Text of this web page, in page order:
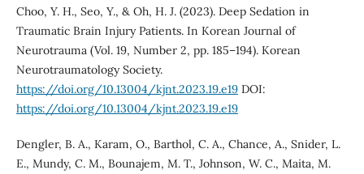
Choo, Y. H., Seo, Y., & Oh, H. J. (2023). Deep Sedation in
Traumatic Brain Injury Patients. In Korean Journal of
Neurotrauma (Vol. 19, Number 2, pp. 185–194). Korean
Neurotraumatology Society.
https://doi.org/10.13004/kjnt.2023.19.e19DOI:
https://doi.org/10.13004/kjnt.2023.19.e19
Dengler, B. A., Karam, O., Barthol, C. A., Chance, A., Snider, L.
E., Mundy, C. M., Bounajem, M. T., Johnson, W. C., Maita, M.